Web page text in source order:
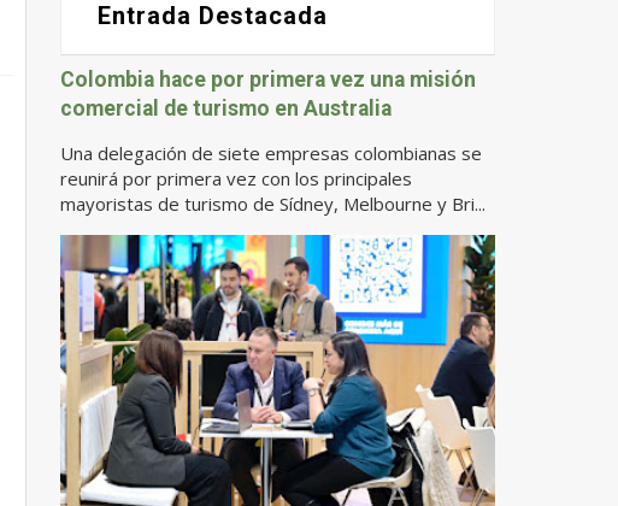
Entrada Destacada
Colombia hace por primera vez una misión
comercial de turismo en Australia
Una delegación de siete empresas colombianas se
reunirá por primera vez con los principales
mayoristas de turismo de Sídney, Melbourne y Bri...